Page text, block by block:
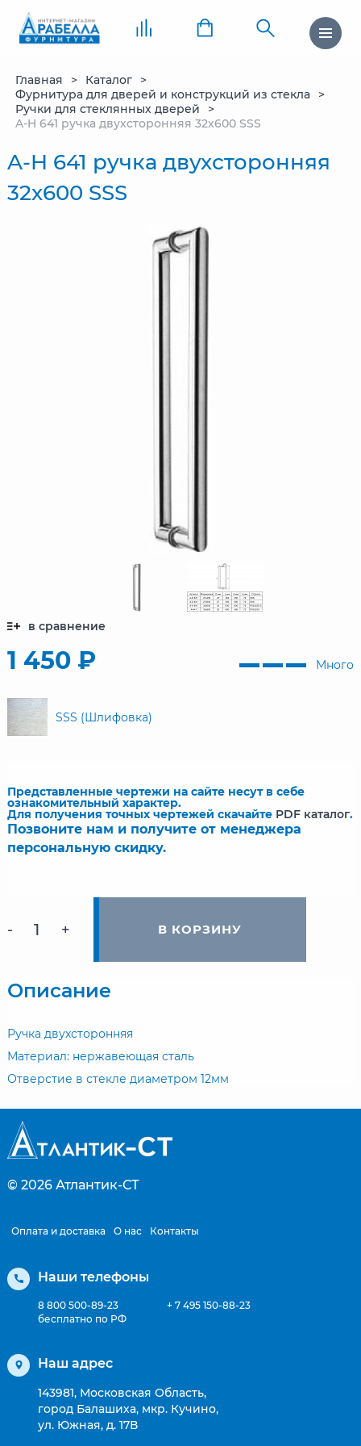
Главная
Каталог
Фурнитура для дверей и конструкций из стекла
Ручки для стеклянных дверей
A-H 641 ручка двухсторонняя 32х600 SSS
A-H 641 ручка двухсторонняя
32х600 SSS
в сравнение
1 450 ₽ Много
SSS (Шлифовка)
Представленные чертежи на сайте несут в себе
ознакомительный характер.
Для получения точных чертежей скачайте PDF каталог.
Позвоните нам и получите от менеджера
персональную скидку.
- + В КОРЗИНУ
Описание
Ручка двухсторонняя
Материал: нержавеющая сталь
Отверстие в стекле диаметром 12мм
© 2026 Атлантик-СТ
Оплата и доставка О нас Контакты
Наши телефоны
8 800 500-89-23
бесплатно по РФ
+ 7 495 150-88-23
Наш адрес
143981, Московская Область,
город Балашиха, мкр. Кучино,
ул. Южная, д. 17В